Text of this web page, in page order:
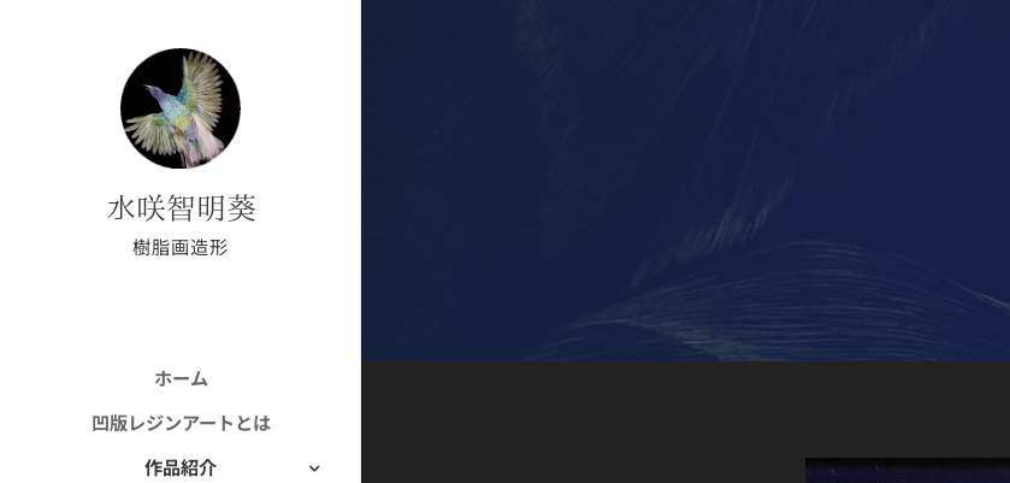
水咲智明葵
樹脂画造形
ホーム
凹版レジンアートとは
作品紹介